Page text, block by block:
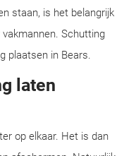
staan, is het belangrijk
vakmannen. Schutting
plaatsen in Bears.
laten
op elkaar. Het is dan